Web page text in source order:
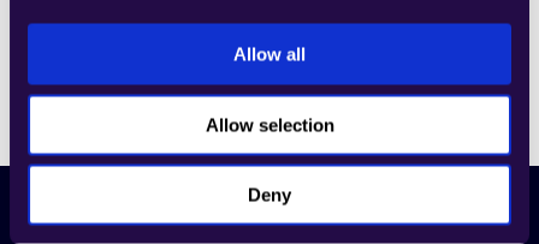
Allow all
Allow selection
Deny
الاصطناعي يعد ضرورة لأي شركة تسعى للاستمرار في